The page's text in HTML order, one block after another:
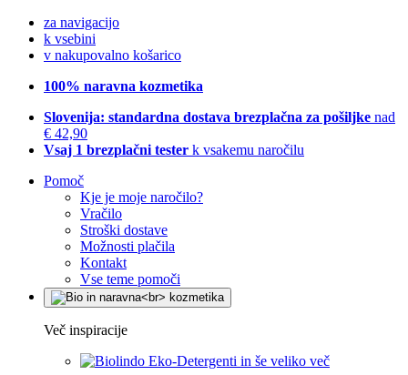
za navigacijo
k vsebini
v nakupovalno košarico
100% naravna kozmetika
Slovenija: standardna dostava brezplačna za pošiljke nad
€ 42,90
Vsaj 1 brezplačni tester k vsakemu naročilu
Pomoč
Kje je moje naročilo?
Vračilo
Stroški dostave
Možnosti plačila
Kontakt
Vse teme pomoči
Več inspiracije
Eko-Detergenti in še veliko več